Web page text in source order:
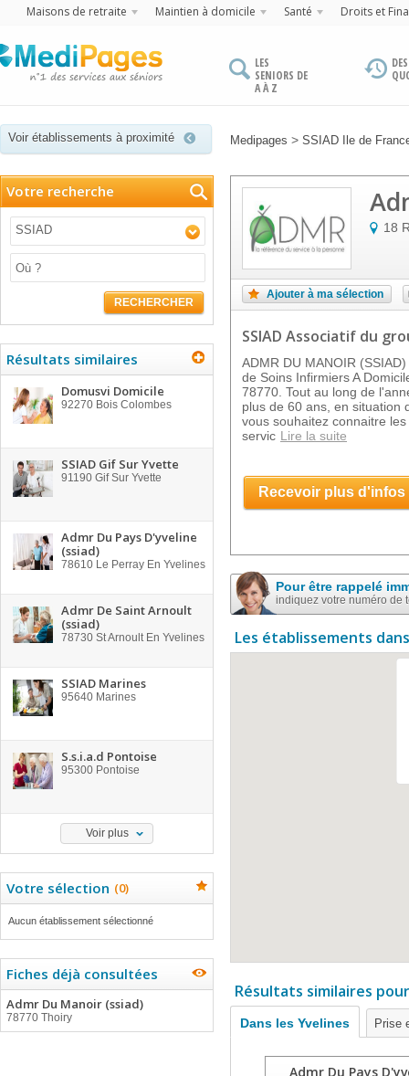
Maisons de retraite Maintien à domicile Santé Droits et
LES
SENIORS DE
A À Z
Voir établissements à proximité Medipages > SSIAD Ile de
Votre recherche
SSIAD
RECHERCHER
Résultats similaires
Domusvi Domicile
92270 Bois Colombes
SSIAD Gif Sur Yvette
91190 Gif Sur Yvette
Admr Du Pays D'yveline
(ssiad)
78610 Le Perray En Yvelines
Admr De Saint Arnoult
(ssiad)
78730 St Arnoult En Yvelines
SSIAD Marines
95640 Marines
S.s.i.a.d Pontoise
95300 Pontoise
Voir plus
Votre sélection (0)
Aucun établissement sélectionné
Fiches déjà consultées
Admr Du Manoir (ssiad)
78770 Thoiry
18
Ajouter à ma sélection
SSIAD Associatif du
ADMR DU MANOIR
de Soins Infirmiers A
78770. Tout au long de
plus de 60 ans, en situation
vous souhaitez connaitre
servic Lire la suite
Recevoir plus d'infos
Pour être rappelé
indiquez votre numéro de
Les établissements
Résultats similaires
Dans les Yvelines Prise
Admr Du Pays